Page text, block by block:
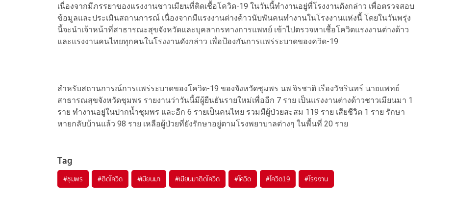
เนื่องจากมีภรรยาของแรงงานชาวเมียนที่ติดเชื้อโควิด-19 ในวันนี้ทำงานอยู่ที่โรงงานดังกล่าว เพื่อตรวจสอบ
ข้อมูลและประเมินสถานการณ์ เนื่องจากมีแรงงานต่างด้าวนับพันคนทำงานในโรงงานแห่งนี้ โดยในวันพรุ่ง
นี้จะนำเจ้าหน้าที่สาธารณะสุขจังหวัดและบุคลากรทางการแพทย์ เข้าไปตรวจหาเชื้อโควิดแรงงานต่างด้าว
และแรงงานคนไทยทุกคนในโรงงานดังกล่าว เพื่อป้องกันการแพร่ระบาดของควิด-19
สำหรับสถานการณ์การแพร่ระบาดของโควิด-19 ของจังหวัดชุมพร นพ.จิรชาติ เรืองวัชรินทร์ นายแพทย์
สาธารณสุขจังหวัดชุมพร รายงานว่าวันนี้มีผู้ยืนยันรายใหม่เพื่ออีก 7 ราย เป็นแรงงานต่างด้าวชาวเมียนมา 1
ราย ทำงานอยู่ในปากน้ำชุมพร และอีก 6 รายเป็นคนไทย รวมมีผู้ป่วยสะสม 119 ราย เสียชีวิต 1 ราย รักษา
หายกลับบ้านแล้ว 98 ราย เหลือผู้ป่วยที่ยังรักษาอยู่ตามโรงพยาบาลต่างๆ ในพื้นที่ 20 ราย
Tag
#ชุมพร #ติดโควิด #เมียนมา #เมียนมาติดโควิด #โควิด #โควิด19 #โรงงาน